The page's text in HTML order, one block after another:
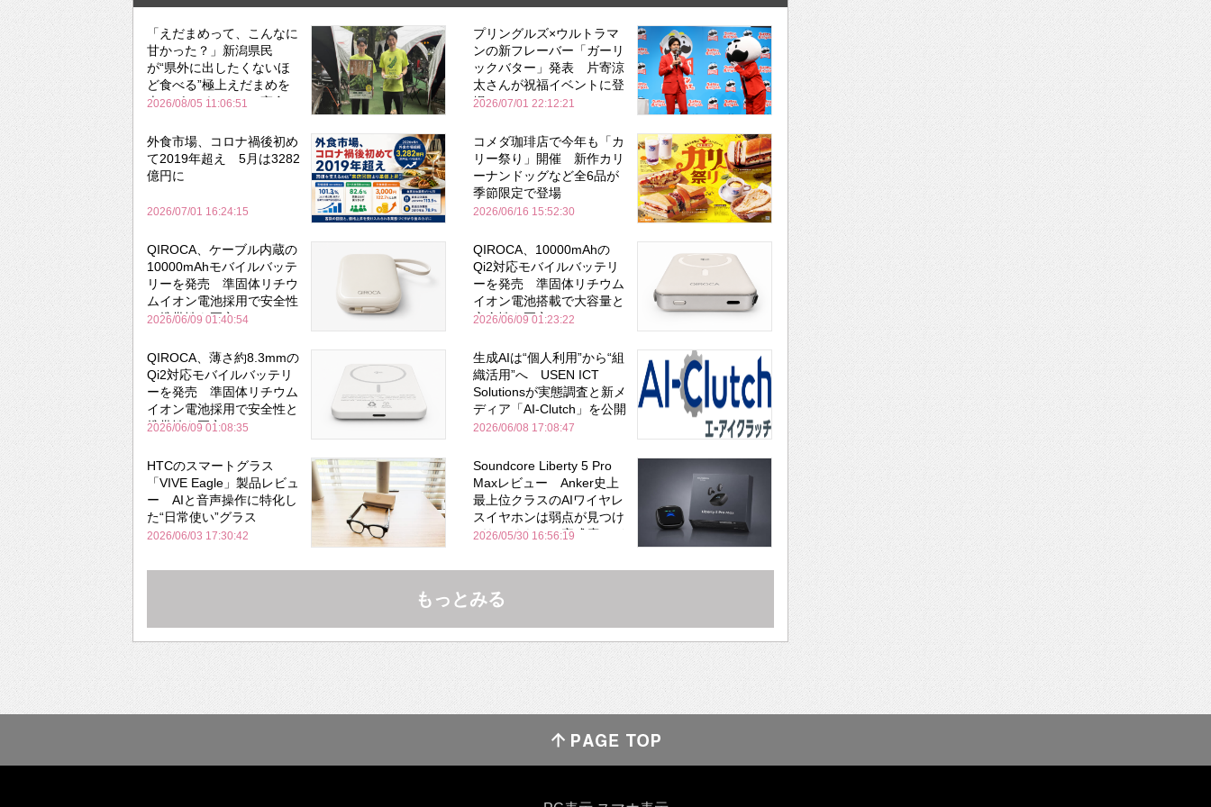
「えだまめって、こんなに
甘かった？」新潟県民
が“県外に出したくないほ
ど食べる”極上えだまめを
森のビアガーデンで実食
2026/08/05 11:06:51
プリングルズ×ウルトラマ
ンの新フレーバー「ガーリ
ックバター」発表 片寄涼
太さんが祝福イベントに登
場
2026/07/01 22:12:21
外食市場、コロナ禍後初め
て2019年超え 5月は3282
億円に
2026/07/01 16:24:15
コメダ珈琲店で今年も「カ
リー祭り」開催 新作カリ
ーナンドッグなど全6品が
季節限定で登場
2026/06/16 15:52:30
QIROCA、ケーブル内蔵の
10000mAhモバイルバッテ
リーを発売 準固体リチウ
ムイオン電池採用で安全性
と携帯性を両立
2026/06/09 01:40:54
QIROCA、10000mAhの
Qi2対応モバイルバッテリ
ーを発売 準固体リチウム
イオン電池搭載で大容量と
安全性を両立
2026/06/09 01:23:22
QIROCA、薄さ約8.3mmの
Qi2対応モバイルバッテリ
ーを発売 準固体リチウム
イオン電池採用で安全性と
携帯性を両立
2026/06/09 01:08:35
生成AIは“個人利用”から“組
織活用”へ USEN ICT
Solutionsが実態調査と新メ
ディア「AI-Clutch」を公開
2026/06/08 17:08:47
HTCのスマートグラス
「VIVE Eagle」製品レビュ
ー AIと音声操作に特化し
た“日常使い”グラス
2026/06/03 17:30:42
Soundcore Liberty 5 Pro
Maxレビュー Anker史上
最上位クラスのAIワイヤレ
スイヤホンは弱点が見つけ
づらいくらいの完成度にび
Bose並み
2026/05/30 16:56:19
もっとみる